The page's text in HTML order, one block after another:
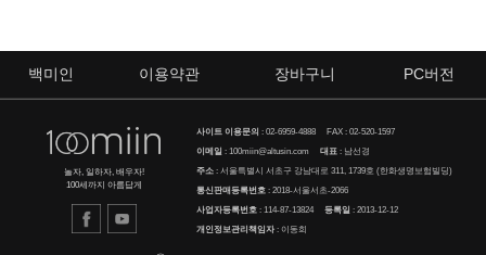
백미인 이용약관 장바구니 PC버전
놀자, 일하자, 배우자!
100세까지 아름답게
사이트 이용문의 :02-6959-4888 FAX : 02-520-1597
이메일 :100miin@altusin.com 대표 : 남선경
주소 : 서울특별시 서초구 강남대로 311, 1739호 (한화생명보험빌딩)
통신판매등록번호 : 2018-서울서초-2066
사업자등록번호 : 114-87-13824등록일 : 2013-12-12
개인정보관리책임자 : 이동희